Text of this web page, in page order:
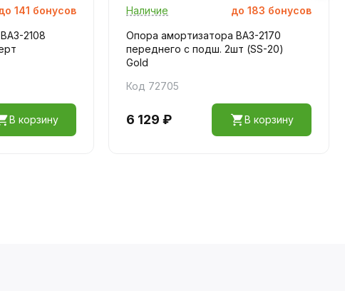
141 бонусов
2108
В корзину
Наличие до 183 бонусов
Опора амортизатора ВАЗ-2170
переднего с подш. 2шт (SS-20)
Gold
Код 72705
6 129 ₽ В корзину